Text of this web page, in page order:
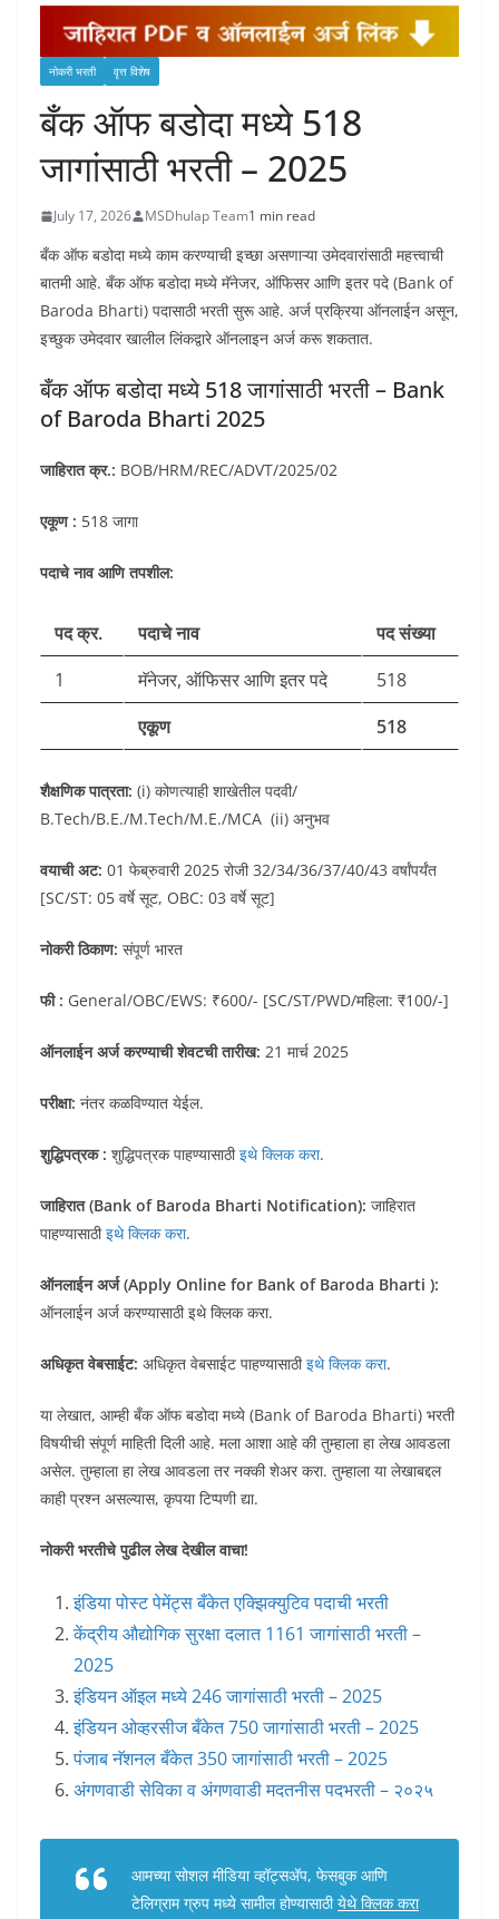
नोकरी भरती वृत्त विशेष
बँक ऑफ बडोदा मध्ये 518
जागांसाठी भरती – 2025
July 17, 2026 MSDhulap Team1 min read
बँक ऑफ बडोदा मध्ये काम करण्याची इच्छा असणाऱ्या उमेदवारांसाठी महत्त्वाची
बातमी आहे. बँक ऑफ बडोदा मध्ये मॅनेजर, ऑफिसर आणि इतर पदे (Bank of
Baroda Bharti) पदासाठी भरती सुरू आहे. अर्ज प्रक्रिया ऑनलाईन असून,
इच्छुक उमेदवार खालील लिंकद्वारे ऑनलाइन अर्ज करू शकतात.
बँक ऑफ बडोदा मध्ये 518 जागांसाठी भरती – Bank
of Baroda Bharti 2025
जाहिरात क्र.: BOB/HRM/REC/ADVT/2025/02
एकूण : 518 जागा
पदाचे नाव आणि तपशील:
पद क्र. पदाचे नाव
पद संख्या
1
मॅनेजर, ऑफिसर आणि इतर पदे
518
एकूण
518
शैक्षणिक पात्रता: (i) कोणत्याही शाखेतील पदवी/
B.Tech/B.E./M.Tech/M.E./MCA (ii) अनुभव
वयाची अट: 01 फेब्रुवारी 2025 रोजी 32/34/36/37/40/43 वर्षांपर्यंत
[SC/ST: 05 वर्षे सूट, OBC: 03 वर्षे सूट]
नोकरी ठिकाण: संपूर्ण भारत
फी : General/OBC/EWS: ₹600/- [SC/ST/PWD/महिला: ₹100/-]
ऑनलाईन अर्ज करण्याची शेवटची तारीख: 21 मार्च 2025
परीक्षा: नंतर कळविण्यात येईल.
शुद्धिपत्रक : शुद्धिपत्रक पाहण्यासाठीइथे क्लिक करा.
जाहिरात (Bank of Baroda Bharti Notification): जाहिरात
पाहण्यासाठीइथे क्लिक करा.
ऑनलाईन अर्ज (Apply Online for Bank of Baroda Bharti ):
ऑनलाईन अर्ज करण्यासाठी इथे क्लिक करा.
अधिकृत वेबसाईट: अधिकृत वेबसाईट पाहण्यासाठीइथे क्लिक करा.
या लेखात, आम्ही बँक ऑफ बडोदा मध्ये (Bank of Baroda Bharti) भरती
विषयीची संपूर्ण माहिती दिली आहे. मला आशा आहे की तुम्हाला हा लेख आवडला
असेल. तुम्हाला हा लेख आवडला तर नक्की शेअर करा. तुम्हाला या लेखाबद्दल
काही प्रश्न असल्यास, कृपया टिप्पणी द्या.
नोकरी भरतीचे पुढील लेख देखील वाचा!
इंडिया पोस्ट पेमेंट्स बँकेत एक्झिक्युटिव पदाची भरती
केंद्रीय औद्योगिक सुरक्षा दलात 1161 जागांसाठी भरती –
2025
इंडियन ऑइल मध्ये 246 जागांसाठी भरती – 2025
इंडियन ओव्हरसीज बँकेत 750 जागांसाठी भरती – 2025
पंजाब नॅशनल बँकेत 350 जागांसाठी भरती – 2025
अंगणवाडी सेविका व अंगणवाडी मदतनीस पदभरती – २०२५
आमच्या सोशल मीडिया व्हॉट्सअ‍ॅप, फेसबुक आणि
टेलिग्राम ग्रुप मध्ये सामील होण्यासाठीयेथे क्लिक करा